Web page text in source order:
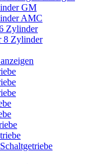
GM
AMC
Zylinder
8 Zylinder